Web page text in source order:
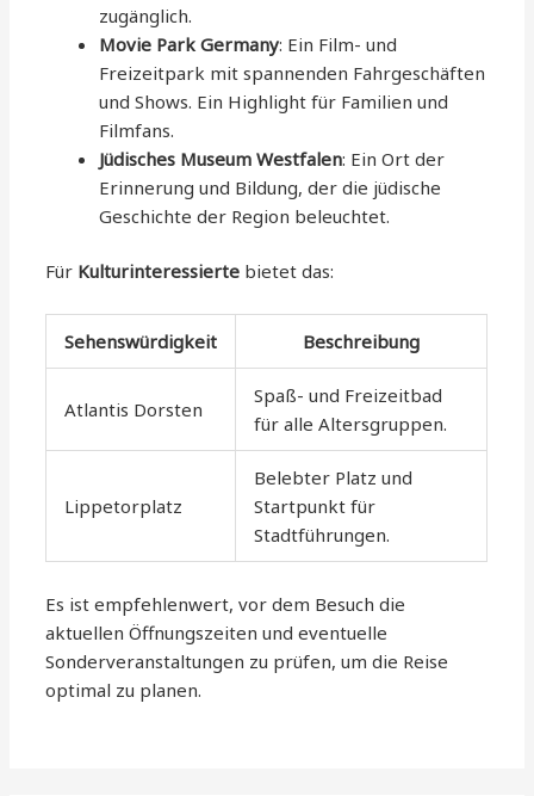
zugänglich.
Movie Park Germany: Ein Film- und
Freizeitpark mit spannenden Fahrgeschäften
und Shows. Ein Highlight für Familien und
Filmfans.
Jüdisches Museum Westfalen: Ein Ort der
Erinnerung und Bildung, der die jüdische
Geschichte der Region beleuchtet.
Für Kulturinteressierte bietet das:
Sehenswürdigkeit Beschreibung
Atlantis Dorsten
Spaß- und Freizeitbad
für alle Altersgruppen.
Lippetorplatz
Belebter Platz und
Startpunkt für
Stadtführungen.
Es ist empfehlenwert, vor dem Besuch die
aktuellen Öffnungszeiten und eventuelle
Sonderveranstaltungen zu prüfen, um die Reise
optimal zu planen.